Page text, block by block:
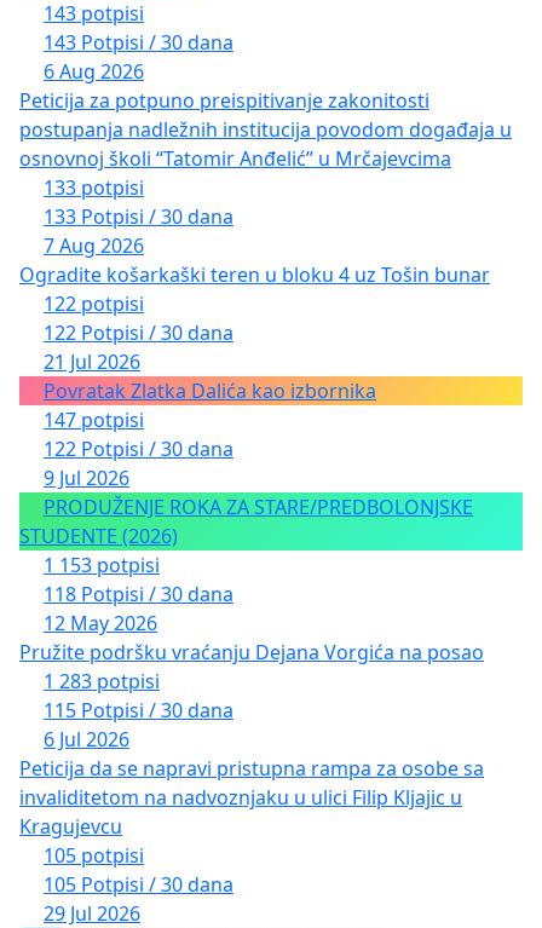
143 potpisi
143 Potpisi / 30 dana
6 Aug 2026
Peticija za potpuno preispitivanje zakonitosti
postupanja nadležnih institucija povodom događaja u
osnovnoj školi “Tatomir Anđelić” u Mrčajevcima
133 potpisi
133 Potpisi / 30 dana
7 Aug 2026
Ogradite košarkaški teren u bloku 4 uz Tošin bunar
122 potpisi
122 Potpisi / 30 dana
21 Jul 2026
Povratak Zlatka Dalića kao izbornika
147 potpisi
122 Potpisi / 30 dana
9 Jul 2026
PRODUŽENJE ROKA ZA STARE/PREDBOLONJSKE
STUDENTE (2026)
1 153 potpisi
118 Potpisi / 30 dana
12 May 2026
Pružite podršku vraćanju Dejana Vorgića na posao
1 283 potpisi
115 Potpisi / 30 dana
6 Jul 2026
Peticija da se napravi pristupna rampa za osobe sa
invaliditetom na nadvoznjaku u ulici Filip Kljajic u
Kragujevcu
105 potpisi
105 Potpisi / 30 dana
29 Jul 2026